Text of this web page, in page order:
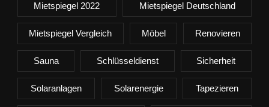
Mietspiegel 2022 Mietspiegel Deutschland
Mietspiegel Vergleich Möbel Renovieren
Sauna Schlüsseldienst Sicherheit
Solaranlagen Solarenergie Tapezieren